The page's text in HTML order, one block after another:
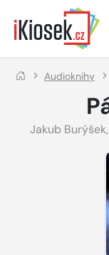
Přejít na hlavní obsah
Audioknihy
Jakub Burýšek,